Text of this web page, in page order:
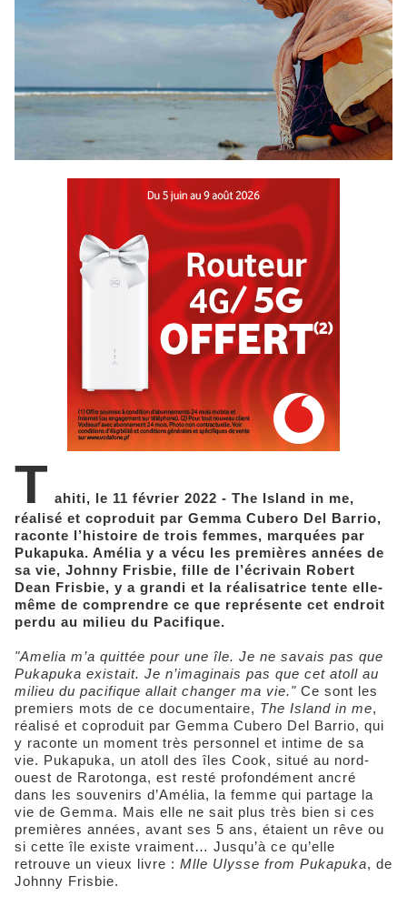
T ahiti, le 11 février 2022 - The Island in me,
réalisé et coproduit par Gemma Cubero Del Barrio,
raconte l’histoire de trois femmes, marquées par
Pukapuka. Amélia y a vécu les premières années de
sa vie, Johnny Frisbie, fille de l’écrivain Robert
Dean Frisbie, y a grandi et la réalisatrice tente elle-
même de comprendre ce que représente cet endroit
perdu au milieu du Pacifique.
"Amelia m’a quittée pour une île. Je ne savais pas que
Pukapuka existait. Je n’imaginais pas que cet atoll au
milieu du pacifique allait changer ma vie." Ce sont les
premiers mots de ce documentaire, The Island in me,
réalisé et coproduit par Gemma Cubero Del Barrio, qui
y raconte un moment très personnel et intime de sa
vie. Pukapuka, un atoll des îles Cook, situé au nord-
ouest de Rarotonga, est resté profondément ancré
dans les souvenirs d’Amélia, la femme qui partage la
vie de Gemma. Mais elle ne sait plus très bien si ces
premières années, avant ses 5 ans, étaient un rêve ou
si cette île existe vraiment… Jusqu’à ce qu’elle
retrouve un vieux livre : Mlle Ulysse from Pukapuka, de
Johnny Frisbie.